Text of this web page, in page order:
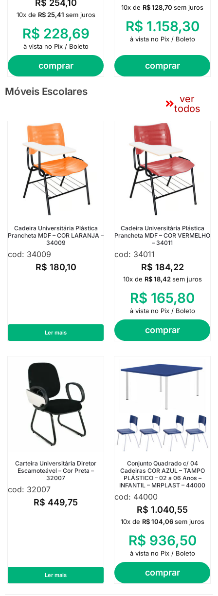
R$ 254,10
comprar
10x de R$25,41 sem juros
R$ 228,69
à vista no Pix / Boleto
comprar
10x de R$128,70 sem juros
R$ 1.158,30
à vista no Pix / Boleto
Móveis Escolares
ver
todos
Cadeira Universitária Plástica
Prancheta MDF – COR LARANJA –
34009
cod: 34009
R$ 180,10
Ler mais
Cadeira Universitária Plástica
Prancheta MDF – COR VERMELHO
– 34011
cod: 34011
R$ 184,22
comprar
10x de R$18,42 sem juros
R$ 165,80
à vista no Pix / Boleto
Carteira Universitária Diretor
Escamoteável – Cor Preta –
32007
cod: 32007
R$ 449,75
Ler mais
Conjunto Quadrado c/ 04
Cadeiras COR AZUL – TAMPO
PLÁSTICO – 02 a 06 Anos –
INFANTIL – MRPLAST – 44000
cod: 44000
R$ 1.040,55
comprar
10x de R$104,06 sem juros
R$ 936,50
à vista no Pix / Boleto